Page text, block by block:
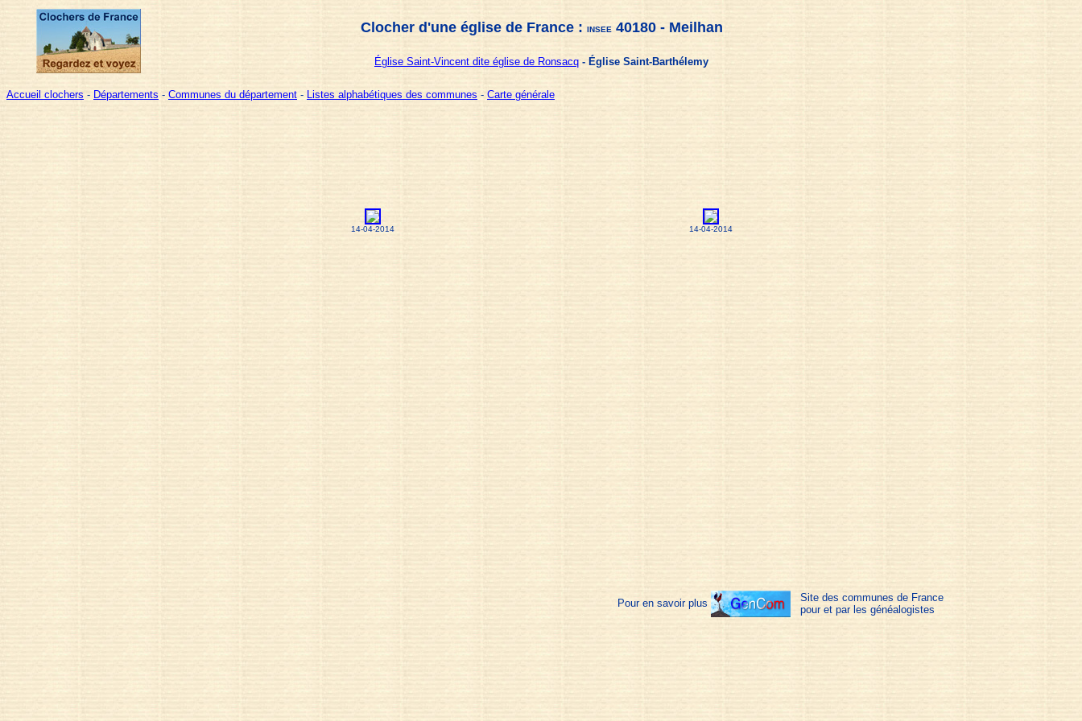
Clocher d'une église de France : INSEE40180 - Meilhan
Église Saint-Vincent dite église de Ronsacq - Église Saint-Barthélemy
Accueil clochers - Départements - Communes du département - Listes alphabétiques des communes - Carte générale
14-04-2014 14-04-2014
Pour en savoir plus
Site des communes de France
pour et par les généalogistes